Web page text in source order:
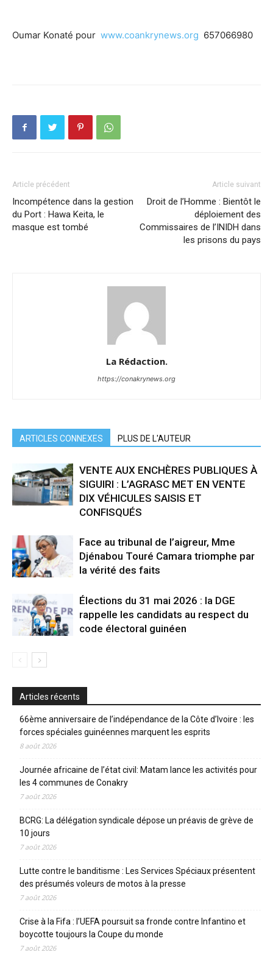
Oumar Konaté pour www.coankrynews.org 657066980
Article précédent
Incompétence dans la gestion
du Port : Hawa Keita, le
masque est tombé
Article suivant
Droit de l’Homme : Bientôt le
déploiement des
Commissaires de l’INIDH dans
les prisons du pays
La Rédaction.
https://conakrynews.org
ARTICLES CONNEXES PLUS DE L'AUTEUR
VENTE AUX ENCHÈRES PUBLIQUES À
SIGUIRI : L’AGRASC MET EN VENTE
DIX VÉHICULES SAISIS ET
CONFISQUÉS
Face au tribunal de l’aigreur, Mme
Djénabou Touré Camara triomphe par
la vérité des faits
Élections du 31 mai 2026 : la DGE
rappelle les candidats au respect du
code électoral guinéen
Articles récents
66ème anniversaire de l’indépendance de la Côte d’Ivoire : les
forces spéciales guinéennes marquent les esprits
8 août 2026
Journée africaine de l’état civil: Matam lance les activités pour
les 4 communes de Conakry
7 août 2026
BCRG: La délégation syndicale dépose un préavis de grève de
10 jours
7 août 2026
Lutte contre le banditisme : Les Services Spéciaux présentent
des présumés voleurs de motos à la presse
7 août 2026
Crise à la Fifa : l’UEFA poursuit sa fronde contre Infantino et
boycotte toujours la Coupe du monde
7 août 2026